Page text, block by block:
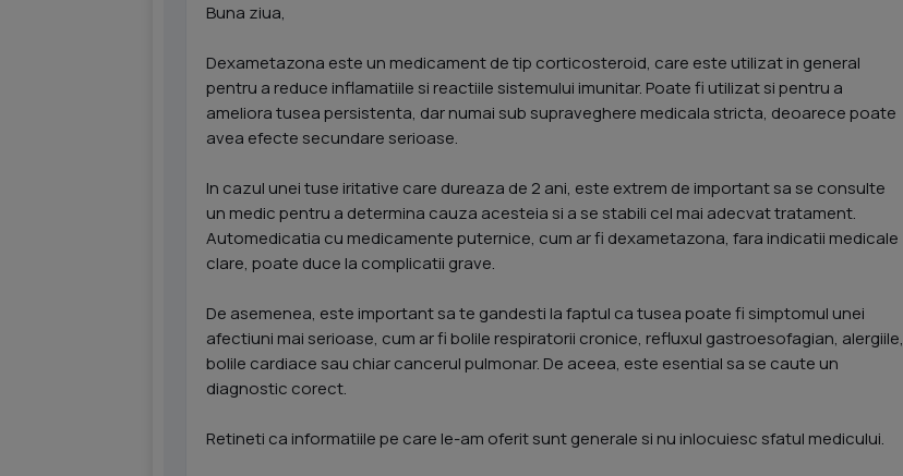
Buna ziua,
Dexametazona este un medicament de tip corticosteroid, care este utilizat in general
pentru a reduce inflamatiile si reactiile sistemului imunitar. Poate fi utilizat si pentru a
ameliora tusea persistenta, dar numai sub supraveghere medicala stricta, deoarece poate
avea efecte secundare serioase.
In cazul unei tuse iritative care dureaza de 2 ani, este extrem de important sa se consulte
un medic pentru a determina cauza acesteia si a se stabili cel mai adecvat tratament.
Automedicatia cu medicamente puternice, cum ar fi dexametazona, fara indicatii medicale
clare, poate duce la complicatii grave.
De asemenea, este important sa te gandesti la faptul ca tusea poate fi simptomul unei
afectiuni mai serioase, cum ar fi bolile respiratorii cronice, refluxul gastroesofagian, alergiile,
bolile cardiace sau chiar cancerul pulmonar. De aceea, este esential sa se caute un
diagnostic corect.
Retineti ca informatiile pe care le-am oferit sunt generale si nu inlocuiesc sfatul medicului.